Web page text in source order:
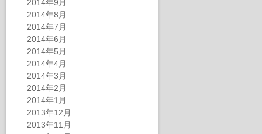
2014年9月
2014年8月
2014年7月
2014年6月
2014年5月
2014年4月
2014年3月
2014年2月
2014年1月
2013年12月
2013年11月